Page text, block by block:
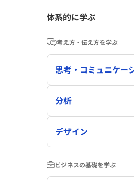
体系的に学ぶ
考え方・伝え方を学ぶ
思考・コミュニケー
分析
デザイン
ビジネスの基礎を学ぶ